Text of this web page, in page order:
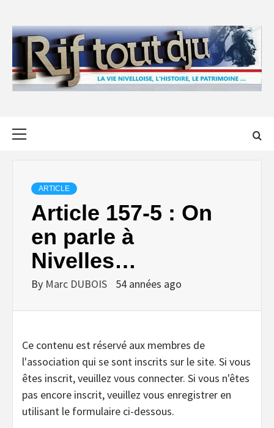
content
ARTICLE
Article 157-5 : On
en parle à
Nivelles…
By Marc DUBOIS 54 années ago
Ce contenu est réservé aux membres de
l'association qui se sont inscrits sur le site. Si vous
êtes inscrit, veuillez vous connecter. Si vous n'êtes
pas encore inscrit, veuillez vous enregistrer en
utilisant le formulaire ci-dessous.